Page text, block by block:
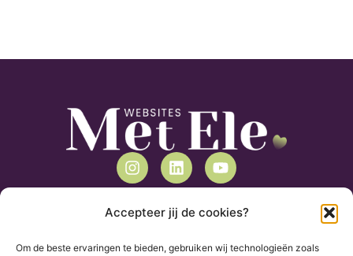
Accepteer jij de cookies?
Om de beste ervaringen te bieden, gebruiken wij technologieën zoals
Mijn contactgegevens